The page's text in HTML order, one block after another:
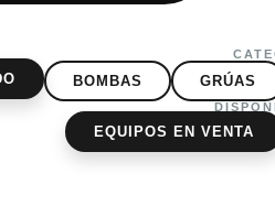
BOMBAS GRÚAS
EQUIPOS EN VENTA